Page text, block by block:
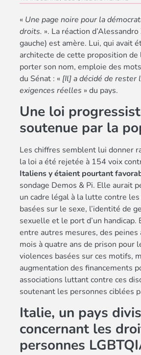
« Une page noire pour la
droits. ». La réaction
gauche) est amère. Lui, qui avait
architecte de cette proposition
porter son nom, emploie des
du Sénat : « [Il] a décidé de rester
exigences réelles » du pays.
Une loi
soutenue par la
Les chiffres semblent lui donner
la loi a été rejetée à 154 voix
Italiens y étaient pourtant
sondage Demos & Pi. Elle aurait
un cadre légal à la lutte contre
basées sur le sexe, l’identité de
sexuelle et le port d’un handicap.
entre autres mesures, des peines
mois à quatre ans de prison pour
violences basées sur ces motifs,
augmentation des financements
associations luttant contre ces
soutenant les personnes ciblées
Italie, un pays
concernant les
personnes